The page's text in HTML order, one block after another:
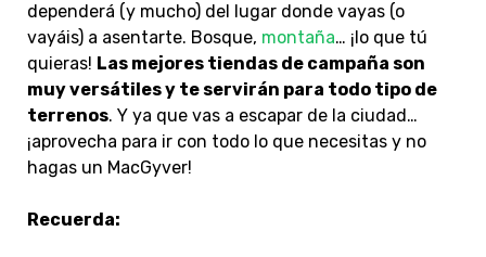
dependerá (y mucho) del lugar donde vayas (o
vayáis) a asentarte. Bosque, montaña… ¡lo que tú
quieras! Las mejores tiendas de campaña son
muy versátiles y te servirán para todo tipo de
terrenos. Y ya que vas a escapar de la ciudad…
¡aprovecha para ir con todo lo que necesitas y no
hagas un MacGyver!
Recuerda: